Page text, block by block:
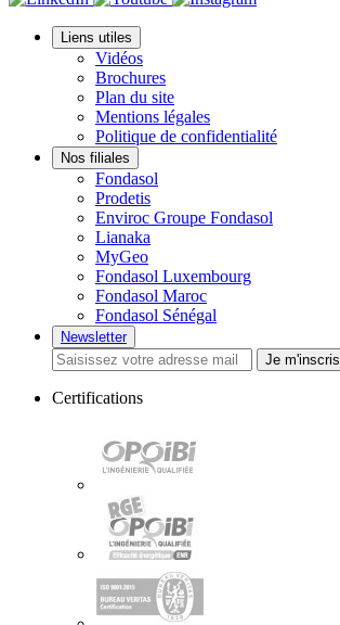
Liens utiles
Vidéos
Brochures
Plan du site
Mentions légales
Politique de confidentialité
Nos filiales
Fondasol
Prodetis
Enviroc Groupe Fondasol
Lianaka
MyGeo
Fondasol Luxembourg
Fondasol Maroc
Fondasol Sénégal
Newsletter
Je m'inscris
Certifications